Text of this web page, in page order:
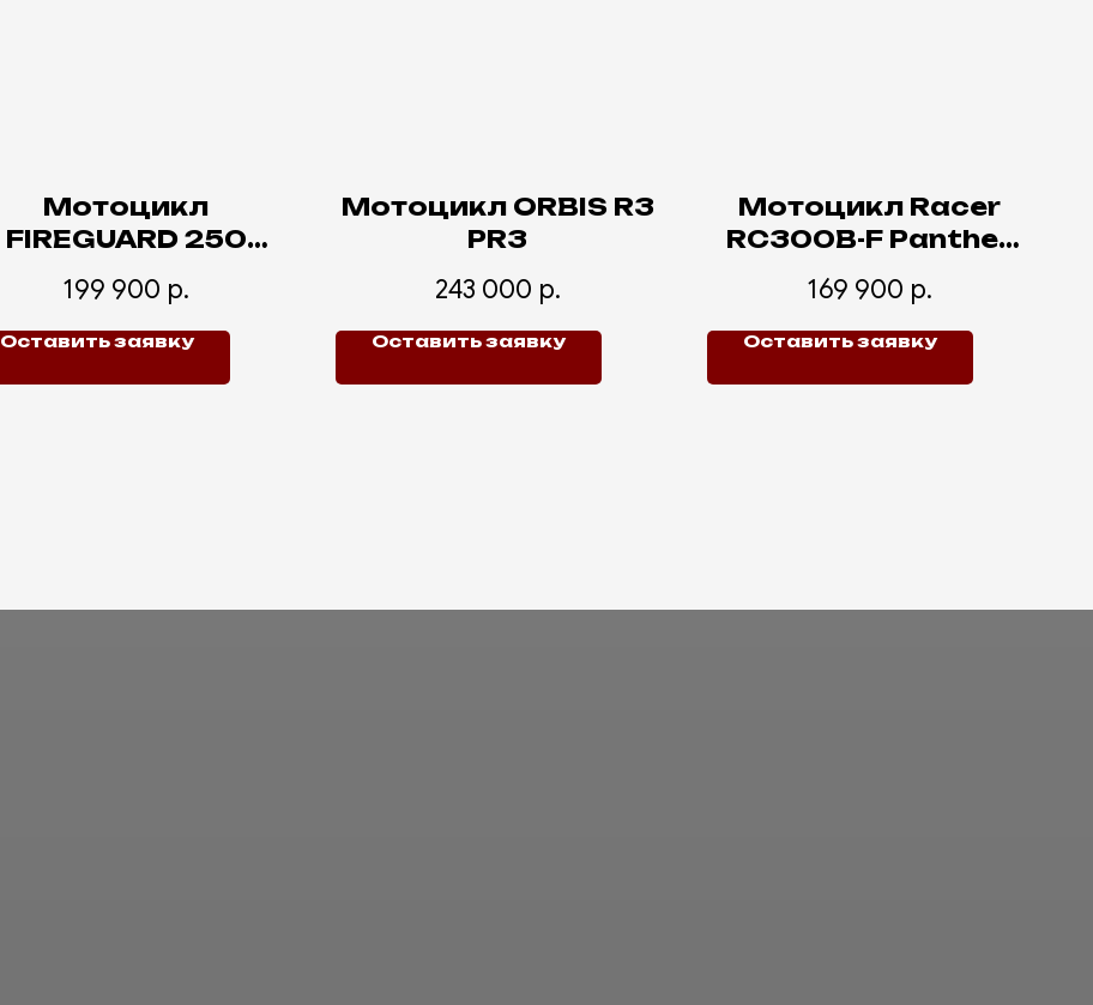
Мотоцикл
FIREGUARD 250
TRAVEL
199 900 р.
Оставить заявку
Мотоцикл ORBIS R3
PR3
243 000 р.
Оставить заявку
Мотоцикл Racer
RC300B-F Panther
PRO 21
169 900 р.
Оставить заявку